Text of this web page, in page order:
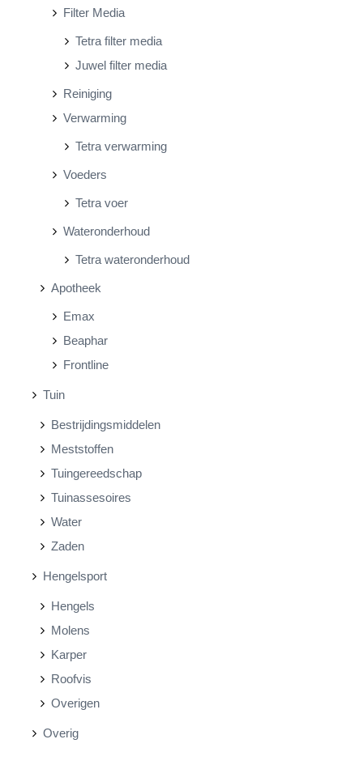
Filter Media
Tetra filter media
Juwel filter media
Reiniging
Verwarming
Tetra verwarming
Voeders
Tetra voer
Wateronderhoud
Tetra wateronderhoud
Apotheek
Emax
Beaphar
Frontline
Tuin
Bestrijdingsmiddelen
Meststoffen
Tuingereedschap
Tuinassesoires
Water
Zaden
Hengelsport
Hengels
Molens
Karper
Roofvis
Overigen
Overig